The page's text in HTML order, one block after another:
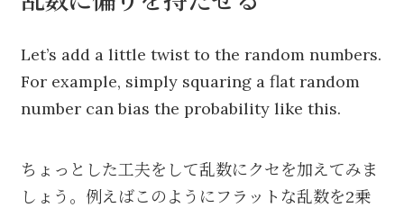
Let’s add a little twist to the random numbers.
For example, simply squaring a flat random
number can bias the probability like this.
ちょっとした工夫をして乱数にクセを加えてみま
しょう。例えばこのようにフラットな乱数を2乗